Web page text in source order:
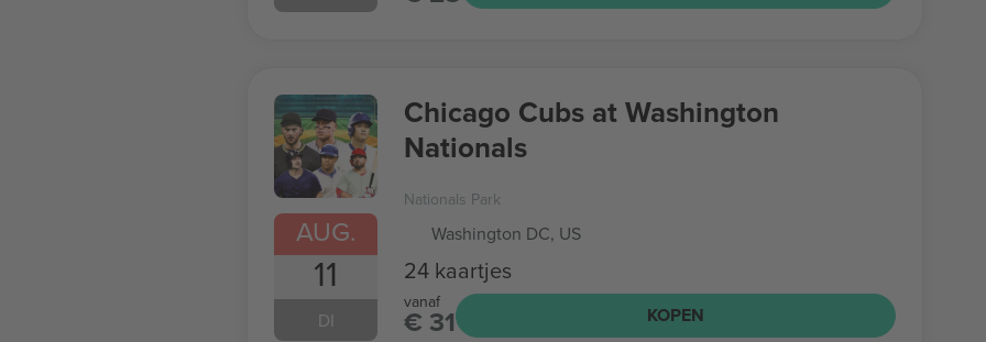
AUG.
11
DI
Chicago Cubs at Washington
Nationals
Nationals Park
Washington DC, US
24 kaartjes
vanaf
€ 31 KOPEN